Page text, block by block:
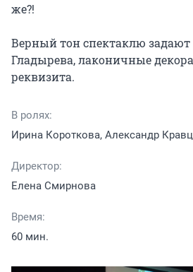
же?!
Верный тон спектаклю
Гладырева, лаконичные
реквизита.
В ролях:
Ирина Короткова, Александр
Директор:
Елена Смирнова
Время:
60 мин.